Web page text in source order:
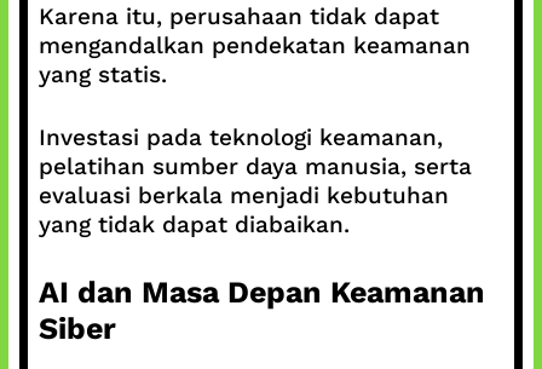
Karena itu, perusahaan tidak dapat
mengandalkan pendekatan keamanan
yang statis.
Investasi pada teknologi keamanan,
pelatihan sumber daya manusia, serta
evaluasi berkala menjadi kebutuhan
yang tidak dapat diabaikan.
AI dan Masa Depan Keamanan
Siber